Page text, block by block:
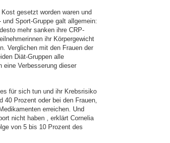
gesetzt worden waren und
Sport-Gruppe galt allgemein:
mehr sanken ihre CRP-
ihr Körpergewicht
Verglichen mit den Frauen der
Diät-Gruppen alle
eine Verbesserung dieser
für sich tun und ihr Krebsrisiko
Prozent oder bei den Frauen,
erreichen. Und
nicht haben , erklärt Cornelia
von 5 bis 10 Prozent des